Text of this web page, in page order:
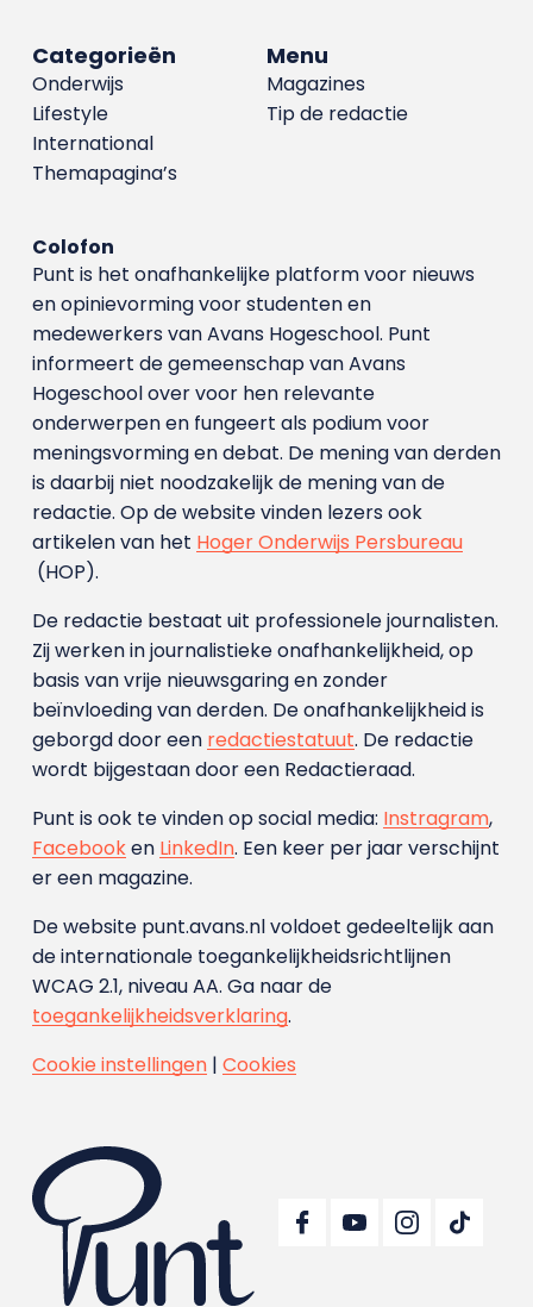
Menu
Magazines
Tip de redactie
Categorieën
Onderwijs
Lifestyle
International
Themapagina’s
Colofon
Punt is het onafhankelijke platform voor nieuws
en opinievorming voor studenten en
medewerkers van Avans Hoge­school. Punt
informeert de gemeenschap van Avans
Hogeschool over voor hen relevante
onderwerpen en fungeert als podium voor
meningsvorming en debat. De mening van derden
is daarbij niet noodzakelijk de mening van de
redactie. Op de website vinden lezers ook
artikelen van het Hoger Onderwijs Persbureau
(HOP).
De redactie bestaat uit professionele journalisten.
Zij werken in journalistieke onafhankelijkheid, op
basis van vrije nieuwsgaring en zonder
beïnvloeding van derden. De onafhankelijkheid is
geborgd door een redactiestatuut. De redactie
wordt bijgestaan door een Redactieraad.
Punt is ook te vinden op social media: Instragram,
Facebooken LinkedIn. Een keer per jaar verschijnt
er een magazine.
De website punt.avans.nl voldoet gedeeltelijk aan
de internationale toegankelijkheidsrichtlijnen
WCAG 2.1, niveau AA. Ga naar de
toegankelijkheidsverklaring.
Cookie instellingen| Cookies